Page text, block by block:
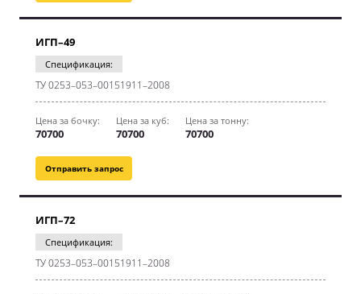
Отправить запрос
ИГП–49
Спецификация:
ТУ 0253–053–00151911–2008
Цена за бочку:
70700
Цена за куб:
70700
Цена за тонну:
70700
ИГП–72
Спецификация:
ТУ 0253–053–00151911–2008